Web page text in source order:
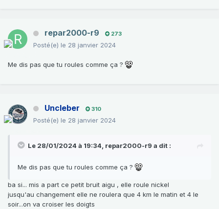
repar2000-r9 273
Posté(e) le 28 janvier 2024
Me dis pas que tu roules comme ça ?
Uncleber 310
Posté(e) le 28 janvier 2024
Le 28/01/2024 à 19:34, repar2000-r9 a dit :
Me dis pas que tu roules comme ça ?
ba si... mis a part ce petit bruit aigu , elle roule nickel
jusqu'au changement elle ne roulera que 4 km le matin et 4 le
soir...on va croiser les doigts